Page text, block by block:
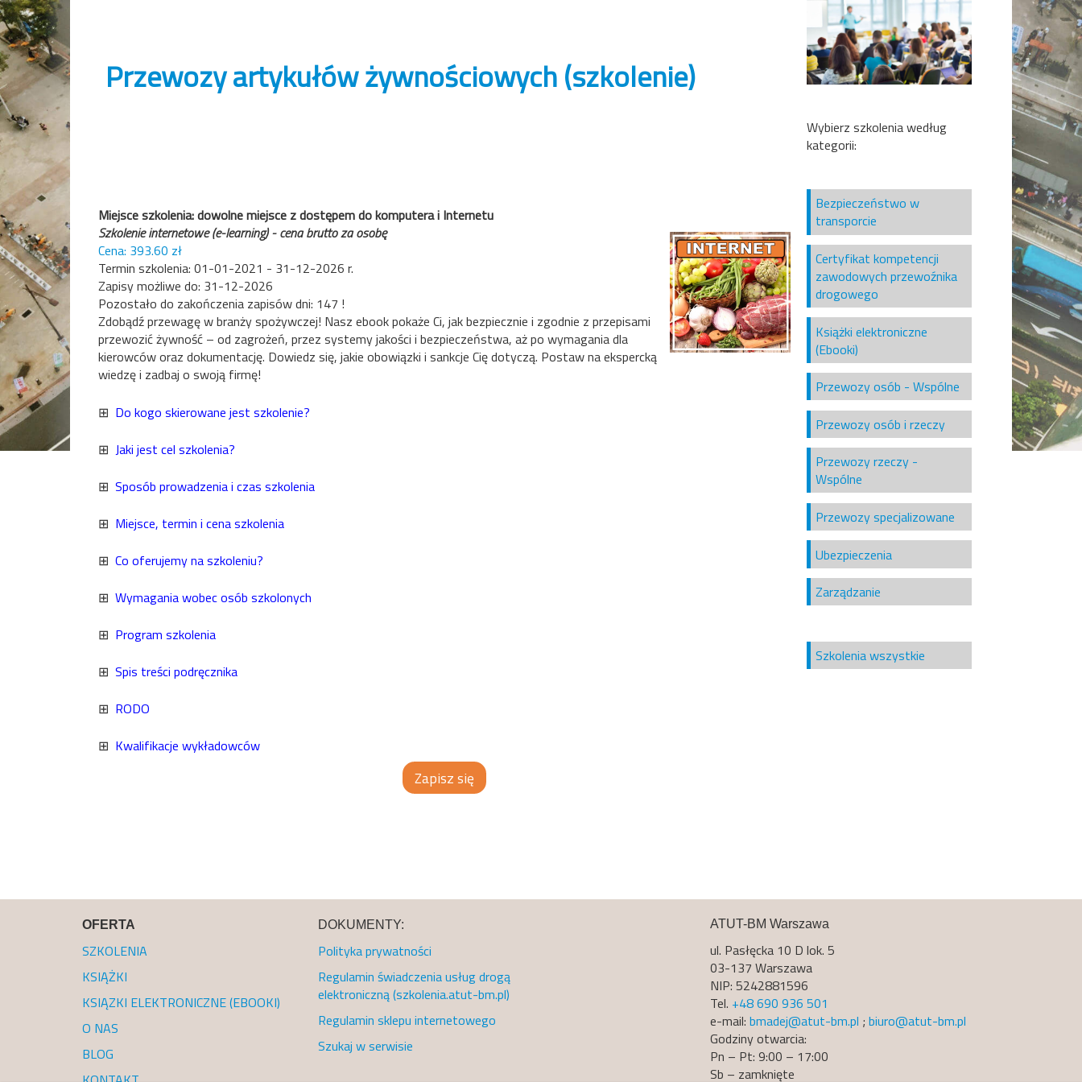
Wybierz szkolenia według
kategorii:
Bezpieczeństwo w
transporcie
Certyfikat kompetencji
zawodowych przewoźnika
drogowego
Książki elektroniczne
(Ebooki)
Przewozy osób - Wspólne
Przewozy osób i rzeczy
Przewozy rzeczy -
Wspólne
Przewozy specjalizowane
Ubezpieczenia
Zarządzanie
Szkolenia wszystkie
Przewozy artykułów żywnościowych (szkolenie)
Miejsce szkolenia: dowolne miejsce z dostępem do komputera i Internetu
Szkolenie internetowe (e-learning) - cena brutto za osobę
393.60
01-01-2021 - 31-12-2026
31-12-2026
147
Zdobądź przewagę w branży spożywczej! Nasz ebook pokaże Ci, jak bezpiecznie i zgodnie z przepisami
przewozić żywność – od zagrożeń, przez systemy jakości i bezpieczeństwa, aż po wymagania dla
kierowców oraz dokumentację. Dowiedz się, jakie obowiązki i sankcje Cię dotyczą. Postaw na ekspercką
wiedzę i zadbaj o swoją firmę!
⊞ Do kogo skierowane jest szkolenie?
⊞ Jaki jest cel szkolenia?
⊞ Sposób prowadzenia i czas szkolenia
⊞ Miejsce, termin i cena szkolenia
⊞ Co oferujemy na szkoleniu?
⊞ Wymagania wobec osób szkolonych
⊞ Program szkolenia
⊞ Spis treści podręcznika
⊞ RODO
⊞ Kwalifikacje wykładowców
Zapisz się
OFERTA
SZKOLENIA
KSIĄŻKI
KSIĄZKI ELEKTRONICZNE (EBOOKI)
O NAS
BLOG
DOKUMENTY:
Polityka prywatności
Regulamin świadczenia usług drogą
elektroniczną (szkolenia.atut-bm.pl)
Regulamin sklepu internetowego
Szukaj w serwisie
ATUT-BM Warszawa
ul. Pasłęcka 10 D lok. 5
03-137 Warszawa
NIP: 5242881596
Tel. +48 690 936 501
e-mail: bmadej@atut-bm.pl ; biuro@atut-bm.pl
Godziny otwarcia:
Pn – Pt: 9:00 – 17:00
Sb – zamknięte